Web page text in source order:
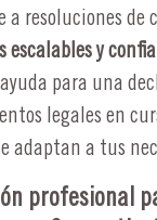
a resoluciones de
escalables y
para una
legales en
adaptan a tus
profesional